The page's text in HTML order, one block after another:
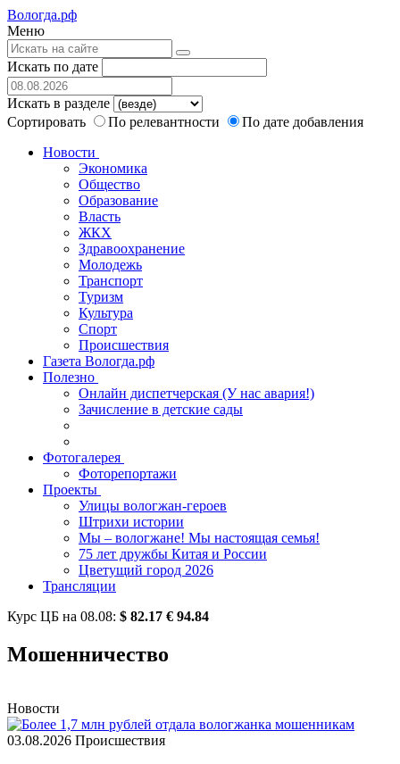
Вологда.рф
Меню
Искать по дате
Искать в разделе
Сортировать
По релевантности
По дате добавления
Новости
Экономика
Общество
Образование
Власть
ЖКХ
Здравоохранение
Молодежь
Транспорт
Туризм
Культура
Спорт
Происшествия
Газета Вологда.рф
Полезно
Онлайн диспетчерская (У нас авария!)
Зачисление в детские сады
Фотогалерея
Фоторепортажи
Проекты
Улицы вологжан-героев
Штрихи истории
Мы – вологжане! Мы настоящая семья!
75 лет дружбы Китая и России
Цветущий город 2026
Трансляции
Курс ЦБ на 08.08: $ 82.17 € 94.84
Мошенничество
Новости
03.08.2026 Происшествия